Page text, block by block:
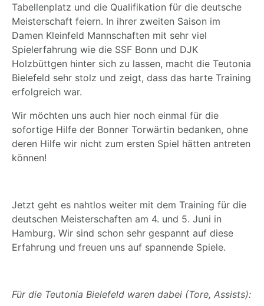
Tabellenplatz und die Qualifikation für die deutsche
Meisterschaft feiern. In ihrer zweiten Saison im
Damen Kleinfeld Mannschaften mit sehr viel
Spielerfahrung wie die SSF Bonn und DJK
Holzbüttgen hinter sich zu lassen, macht die Teutonia
Bielefeld sehr stolz und zeigt, dass das harte Training
erfolgreich war.
Wir möchten uns auch hier noch einmal für die
sofortige Hilfe der Bonner Torwärtin bedanken, ohne
deren Hilfe wir nicht zum ersten Spiel hätten antreten
können!
Jetzt geht es nahtlos weiter mit dem Training für die
deutschen Meisterschaften am 4. und 5. Juni in
Hamburg. Wir sind schon sehr gespannt auf diese
Erfahrung und freuen uns auf spannende Spiele.
Für die Teutonia Bielefeld waren dabei (Tore, Assists):